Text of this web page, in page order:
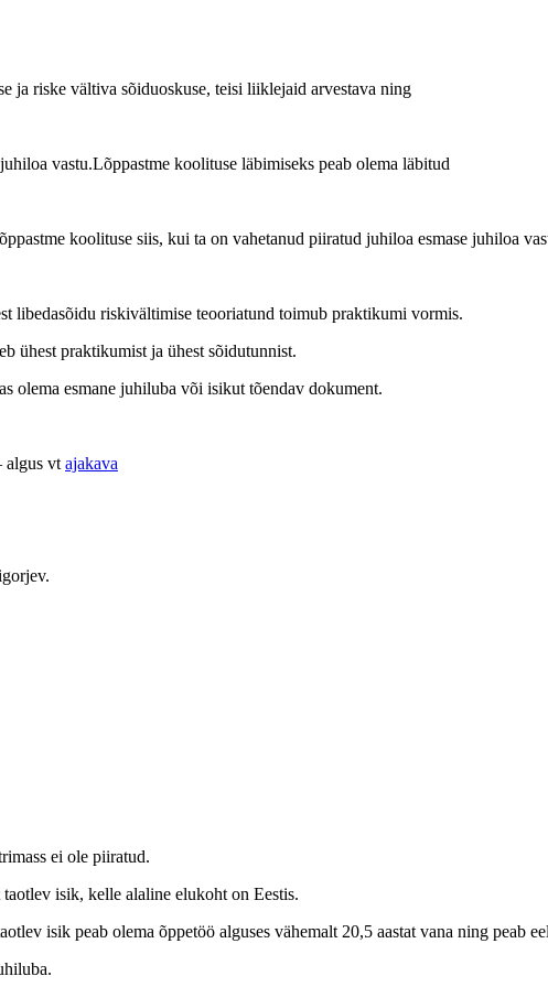
ja riske vältiva sõiduoskuse, teisi liiklejaid arvestava ning
vastu.Lõppastme koolituse läbimiseks peab olema läbitud
koolituse siis, kui ta on vahetanud piiratud juhiloa esmase juhiloa
libedasõidu riskivältimise teooriatund toimub praktikumi vormis.
ühest praktikumist ja ühest sõidutunnist.
olema esmane juhiluba või isikut tõendav dokument.
algus vt ajakava
ei ole piiratud.
isik, kelle alaline elukoht on Eestis.
isik peab olema õppetöö alguses vähemalt 20,5 aastat vana ning peab